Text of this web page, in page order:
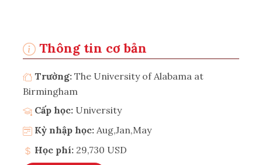
Thông tin cơ bản
Trường: The University of Alabama at
Birmingham
Cấp học: University
Kỳ nhập học: Aug,Jan,May
Học phí: 29,730 USD